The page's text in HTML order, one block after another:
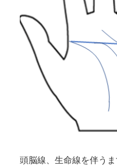
頭脳線、生命線を伴う